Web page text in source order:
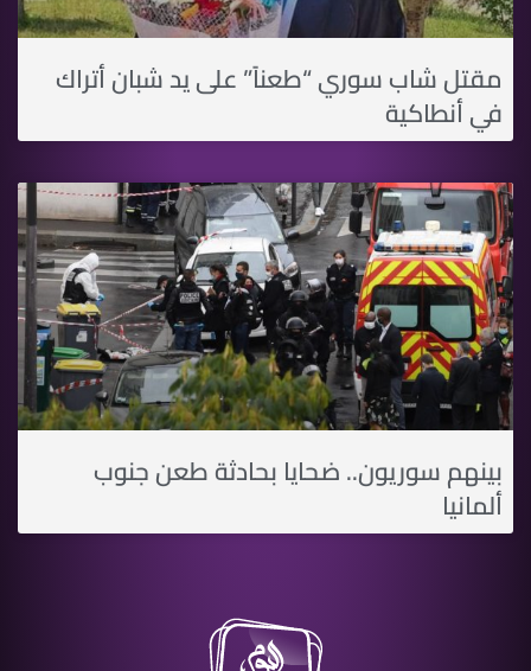
مقتل شاب سوري “طعناً” على يد شبان أتراك
في أنطاكية
بينهم سوريون.. ضحايا بحادثة طعن جنوب
ألمانيا